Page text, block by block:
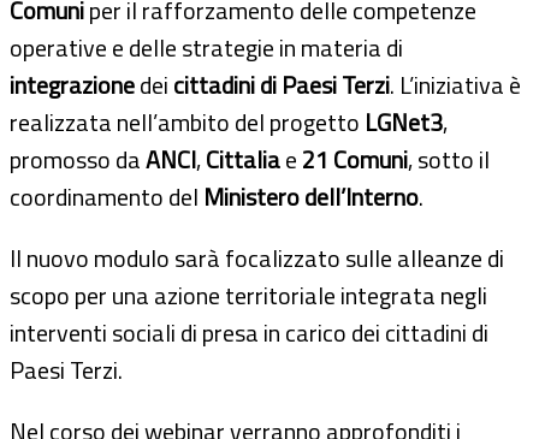
Comuniper il rafforzamento delle competenze
operative e delle strategie in materia di
integrazionedeicittadini di Paesi Terzi. L’iniziativa è
realizzata nell’ambito del progetto LGNet3,
promosso daANCI,Cittaliae21 Comuni, sotto il
coordinamento del Ministero dell’Interno.
Il nuovo modulo sarà focalizzato sulle alleanze di
scopo per una azione territoriale integrata negli
interventi sociali di presa in carico dei cittadini di
Paesi Terzi.
Nel corso dei webinar verranno approfonditi i